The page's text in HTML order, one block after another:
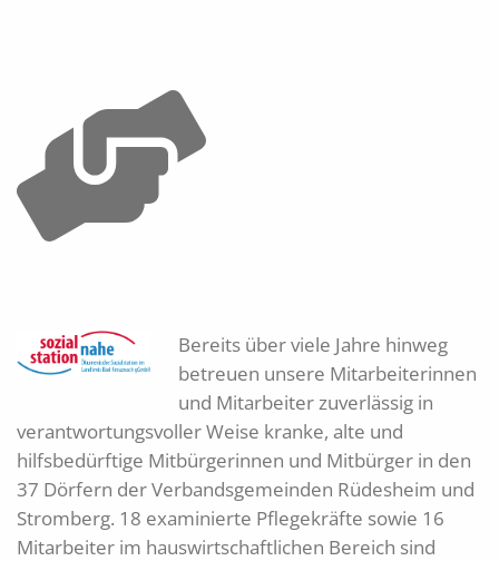
Bereits über viele Jahre hinweg
betreuen unsere Mitarbeiterinnen
und Mitarbeiter zuverlässig in
verantwortungsvoller Weise kranke, alte und
hilfsbedürftige Mitbürgerinnen und Mitbürger in den
37 Dörfern der Verbandsgemeinden Rüdesheim und
Stromberg. 18 examinierte Pflegekräfte sowie 16
Mitarbeiter im hauswirtschaftlichen Bereich sind